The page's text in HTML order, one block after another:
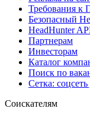
Требования к
Безопасный
HeadHunter
Партнерам
Инвесторам
Каталог
Поиск по
Сетка:
Соискателям